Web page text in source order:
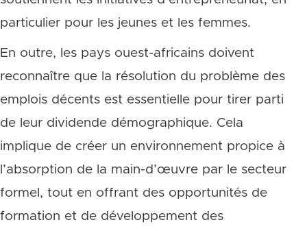
particulier pour les jeunes et les femmes.
En outre, les pays ouest-africains doivent
reconnaître que la résolution du problème des
emplois décents est essentielle pour tirer parti
de leur dividende démographique. Cela
implique de créer un environnement propice à
l’absorption de la main-d’œuvre par le secteur
formel, tout en offrant des opportunités de
formation et de développement des